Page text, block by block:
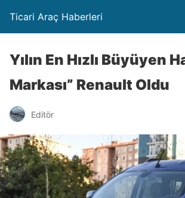
Ticari Araç Haberleri
Yılın En Hızlı Büyüyen
Markası” Renault Oldu
Editör